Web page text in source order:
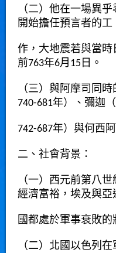
（二）他在一場異
開始擔任預言者的工
作，大地震若與當
前763年6月15日。
（三）與阿摩司同
740-681年）、彌迦
742-687年）與何西
二、社會背景：
（一）西元前第八
經濟富裕，埃及與亞
國都處於軍事衰敗的
（二）北國以色列